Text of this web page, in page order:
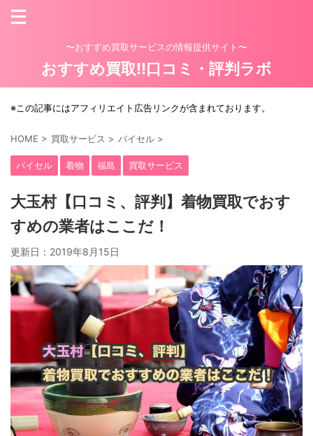
〜おすすめ買取サービスの情報提供サイト〜
おすすめ買取!!口コミ・評判ラボ
※この記事にはアフィリエイト広告リンクが含まれております。
HOME > 買取サービス > バイセル >
バイセル 着物 福島 買取サービス
大玉村【口コミ、評判】着物買取でおす
すめの業者はここだ！
更新日： 2019年8月15日